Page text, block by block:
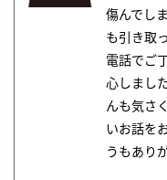
傷んでし
も引き取
電話でご
心しまし
んも気さ
いお話を
うもあり